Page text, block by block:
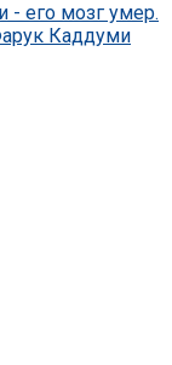
- его мозг умер.
Каддуми